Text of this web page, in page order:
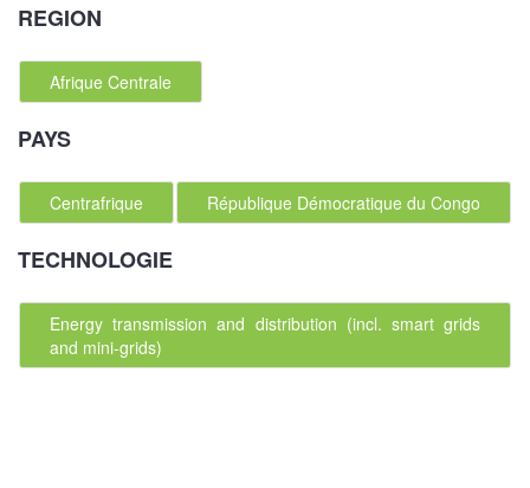
REGION
Afrique Centrale
PAYS
Centrafrique République Démocratique du Congo
TECHNOLOGIE
Energy transmission and distribution (incl. smart grids
and mini-grids)